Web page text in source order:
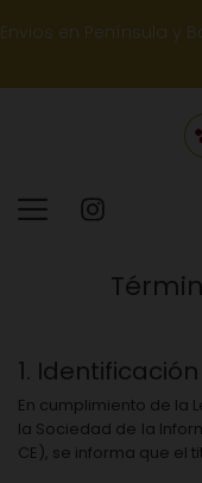
Envios en Península y
1.
En cumplimiento de la
la Sociedad de la
CE), se informa que el